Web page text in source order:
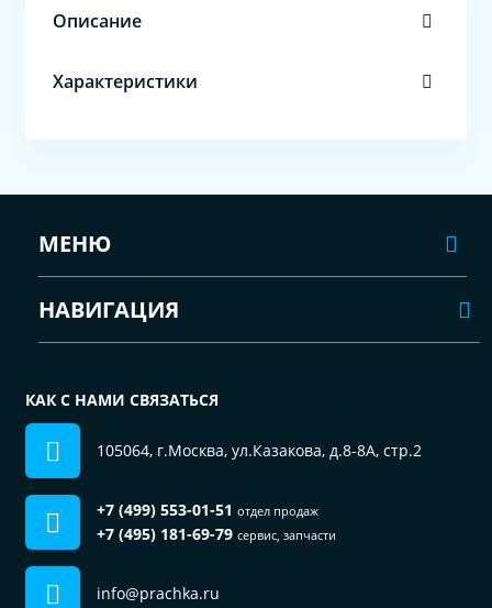
Описание
Характеристики
МЕНЮ
НАВИГАЦИЯ
КАК С НАМИ СВЯЗАТЬСЯ
105064, г.Москва, ул.Казакова, д.8-8А, стр.2
+7 (499) 553-01-51 отдел продаж
+7 (495) 181-69-79 сервис, запчасти
info@prachka.ru